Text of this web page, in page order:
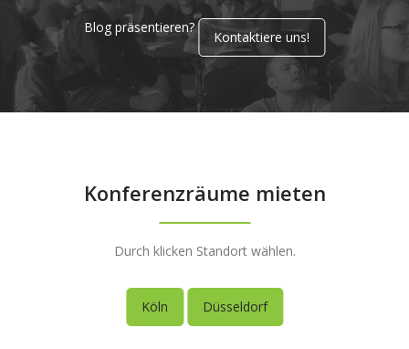
Blog präsentieren?
Kontaktiere uns!
Konferenzräume mieten
Durch klicken Standort wählen.
Köln Düsseldorf